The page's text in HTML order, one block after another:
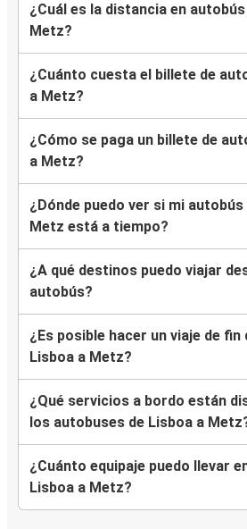
¿Cuál es la distancia en
Metz?
¿Cuánto cuesta el billete de
a Metz?
¿Cómo se paga un billete de
a Metz?
¿Dónde puedo ver si mi
Metz está a tiempo?
¿A qué destinos puedo viajar
autobús?
¿Es posible hacer un viaje de fin
Lisboa a Metz?
¿Qué servicios a bordo están
los autobuses de Lisboa a
¿Cuánto equipaje puedo llevar
Lisboa a Metz?